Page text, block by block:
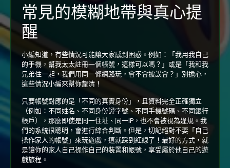
常見的模糊地帶與真心提
醒
小編知道，有些情況可能讓大家感到困惑。例如：「我用我自己
的手機，幫我太太註冊一個帳號，這樣可以嗎？」或是「我和我
兄弟住一起，我們用同一條網路玩，會不會被誤會？」別擔心，
這些情況小編來幫你釐清！
只要帳號對應的是「不同的真實身份」，且資料完全正確獨立
（例如：不同姓名、不同身份證字號、不同手機號碼、不同銀行
帳戶），那麼即使是同一住址、同一IP，也不會被視為違規。我
們的系統很聰明，會進行綜合判斷。但是，切記絕對不要「自己
操作家人的帳號」來玩遊戲，這就踩到紅線了！最好的方式，就
是讓你的家人自己操作自己的裝置和帳號，享受屬於他自己的遊
戲旅程。